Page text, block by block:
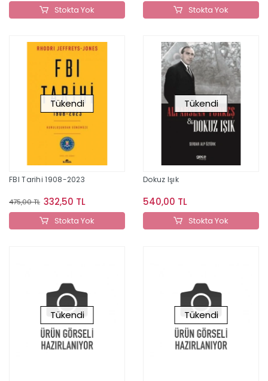
Stokta Yok Stokta Yok
Tükendi
FBI Tarihi 1908-2023
475,00 TL 332,50 TL
Stokta Yok
Tükendi
Dokuz Işık
540,00 TL
Stokta Yok
Tükendi Tükendi